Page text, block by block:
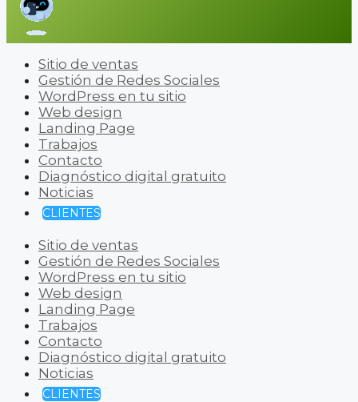
Sitio de ventas
Gestión de Redes Sociales
WordPress en tu sitio
Web design
Landing Page
Trabajos
Contacto
Diagnóstico digital gratuito
Noticias
CLIENTES
Sitio de ventas
Gestión de Redes Sociales
WordPress en tu sitio
Web design
Landing Page
Trabajos
Contacto
Diagnóstico digital gratuito
Noticias
CLIENTES